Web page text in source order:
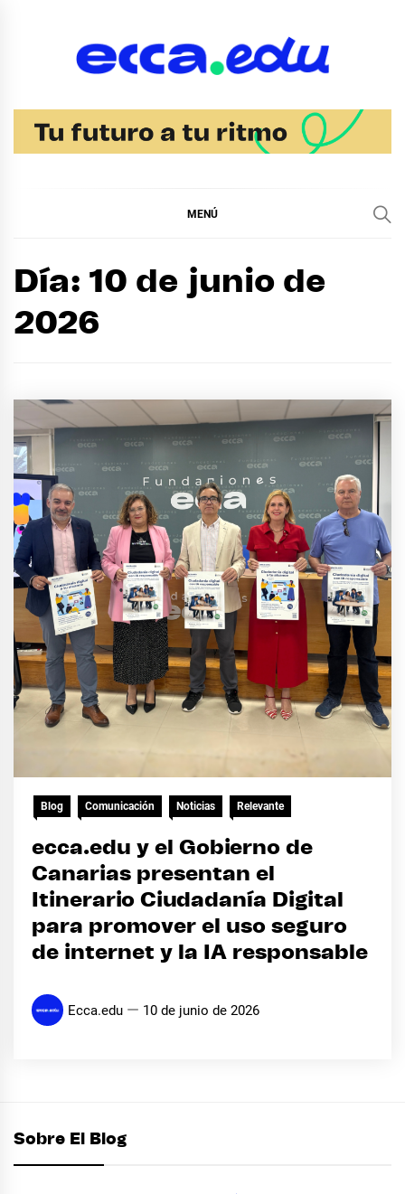
MENÚ
Día: 10 de junio de
2026
Blog Comunicación Noticias Relevante
ecca.edu y el Gobierno de
Canarias presentan el
Itinerario Ciudadanía Digital
para promover el uso seguro
de internet y la IA responsable
Ecca.edu 10 de junio de 2026
Sobre El Blog